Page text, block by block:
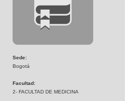
Sede:
Bogotá
Facultad:
2- FACULTAD DE MEDICINA